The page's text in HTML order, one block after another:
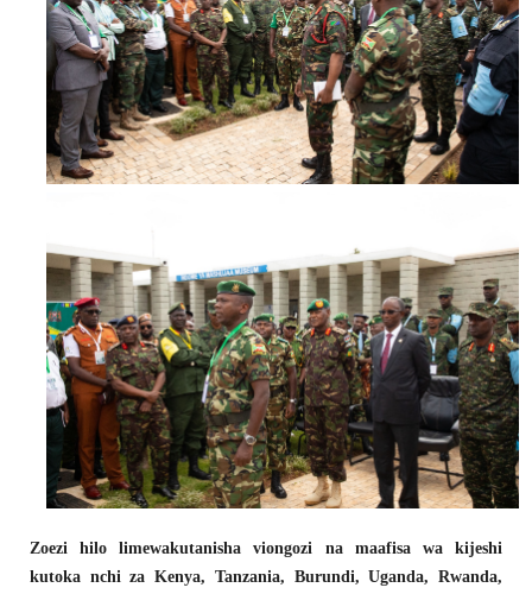
Zoezi hilo limewakutanisha viongozi na maafisa wa kijeshi
kutoka nchi za Kenya, Tanzania, Burundi, Uganda, Rwanda,